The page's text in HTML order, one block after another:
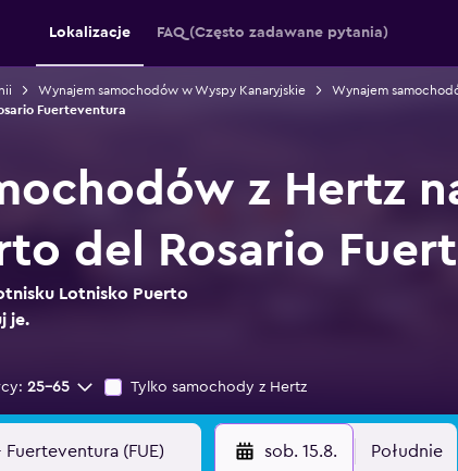
Lokalizacje FAQ (Często zadawane pytania)
Wynajem samochodów w Wyspy Kanaryjskie
Wynajem
Fuerteventura
z Hertz
del Rosario
Lotnisko Puerto
je.
25-65 Tylko samochody z Hertz
sob. 15.8. Południe